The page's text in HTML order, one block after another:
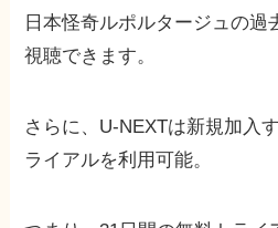
日本怪奇ルポルタージュの過
視聴できます。
さらに、U-NEXTは新規加入
ライアルを利用可能。